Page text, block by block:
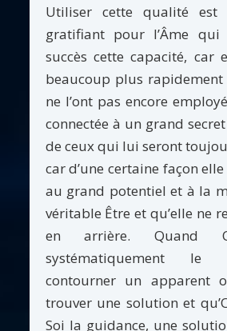
Utiliser cette qualité est
gratifiant pour l’Âme qui
succès cette capacité, car
beaucoup plus
ne l’ont pas encore
connectée à un grand
de ceux qui lui seront
car d’une certaine façon
au grand potentiel et à la
véritable Être et qu’elle ne
en arrière. Quand
systématiquement
contourner un apparent
trouver une solution et
Soi la guidance, une